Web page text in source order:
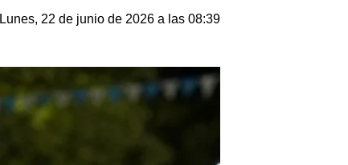
Lunes, 22 de junio de 2026 a las 08:39